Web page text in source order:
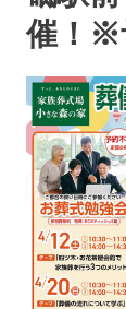
催！※